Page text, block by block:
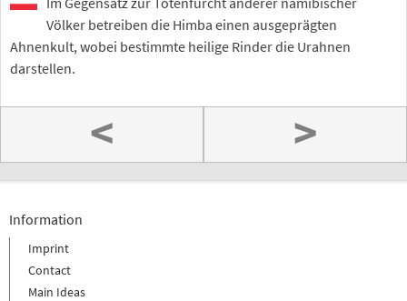
Völker betreiben die Himba einen ausgeprägten
Ahnenkult, wobei bestimmte heilige Rinder die Urahnen
darstellen.
< >
Information
Imprint
Contact
Main Ideas